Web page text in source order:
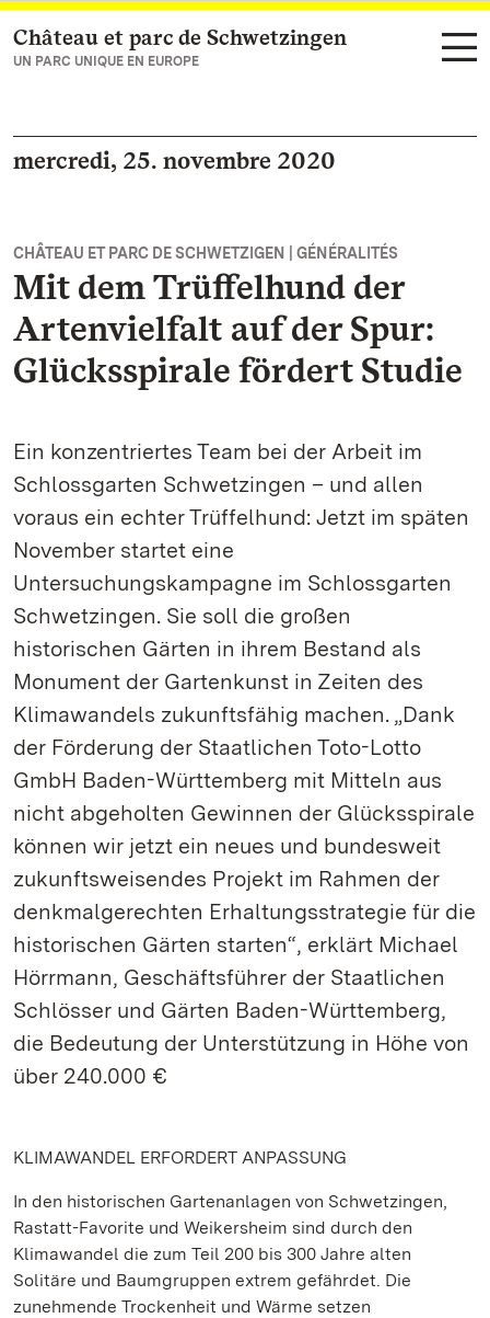
Vers la page d’accueil
Château et parc de Schwetzingen
UN PARC UNIQUE EN EUROPE
mercredi, 25. novembre 2020
CHÂTEAU ET PARC DE SCHWETZIGEN | GÉNÉRALITÉS
Mit dem Trüffelhund der
Artenvielfalt auf der Spur:
Glücksspirale fördert Studie
Ein konzentriertes Team bei der Arbeit im
Schlossgarten Schwetzingen – und allen
voraus ein echter Trüffelhund: Jetzt im späten
November startet eine
Untersuchungskampagne im Schlossgarten
Schwetzingen. Sie soll die großen
historischen Gärten in ihrem Bestand als
Monument der Gartenkunst in Zeiten des
Klimawandels zukunftsfähig machen. „Dank
der Förderung der Staatlichen Toto-Lotto
GmbH Baden-Württemberg mit Mitteln aus
nicht abgeholten Gewinnen der Glücksspirale
können wir jetzt ein neues und bundesweit
zukunftsweisendes Projekt im Rahmen der
denkmalgerechten Erhaltungsstrategie für die
historischen Gärten starten“, erklärt Michael
Hörrmann, Geschäftsführer der Staatlichen
Schlösser und Gärten Baden-Württemberg,
die Bedeutung der Unterstützung in Höhe von
über 240.000 €
KLIMAWANDEL ERFORDERT ANPASSUNG
In den historischen Gartenanlagen von Schwetzingen,
Rastatt-Favorite und Weikersheim sind durch den
Klimawandel die zum Teil 200 bis 300 Jahre alten
Solitäre und Baumgruppen extrem gefährdet. Die
zunehmende Trockenheit und Wärme setzen